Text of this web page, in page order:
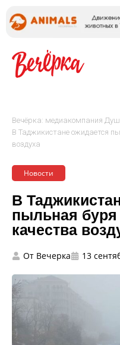
Вечёрка: медиакомпания
В Таджикистане ожидается
воздуха
Новости
В
пыльная
качества
От Вечерка 13